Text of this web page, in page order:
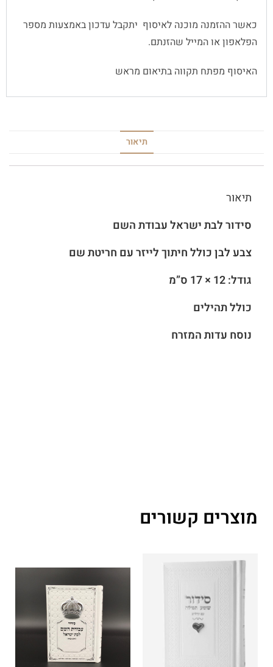
כאשר ההזמנה מוכנה לאיסוף יתקבל עדכון באמצעות מספר
הפלאפון או המייל שהזנתם.
האיסוף מפתח תקווה בתיאום מראש
תיאור
תיאור
סידור לבת ישראל עבודת השם
צבע לבן כולל חיתוך לייזר עם חריטת שם
גודל: 12 × 17 ס”מ
כולל תהילים
נוסח עדות המזרח
מוצרים קשורים